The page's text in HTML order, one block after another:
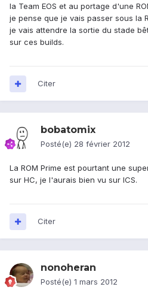
la Team EOS et au portage d'une
je pense que je vais passer sous la
je vais attendre la sortie du stade
sur ces builds.
Citer
bobatomix
Posté(e) 28 février 2012
La ROM Prime est pourtant une
sur HC, je l'aurais bien vu sur ICS.
Citer
nonoheran
Posté(e) 1 mars 2012